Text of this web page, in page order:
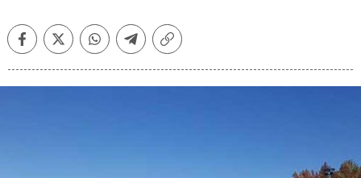
FacebookTwitterWhatsappTelegramCopiar